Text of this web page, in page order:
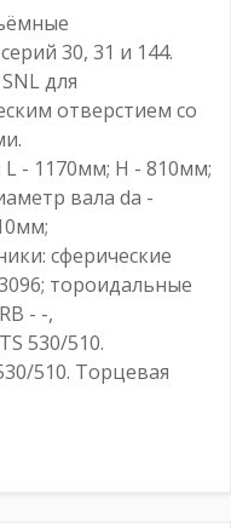
30, 31 и 144.
для
отверстием со
- 1170мм; H - 810мм;
вала da -
сферические
тороидальные
- -,
530/510.
510. Торцевая